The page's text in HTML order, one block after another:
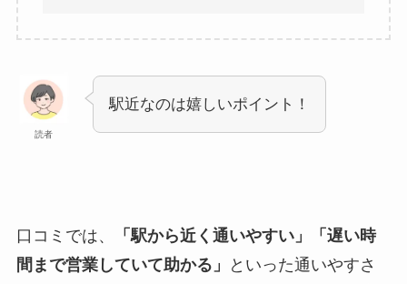
読者
駅近なのは嬉しいポイント！
口コミでは、
「駅から近く通いやすい」「遅い時
間まで営業していて助かる」
といった通いやすさ